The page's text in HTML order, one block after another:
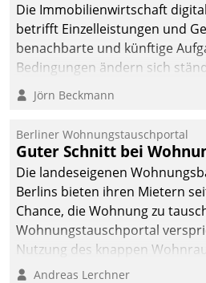
Die Immobilienwirtschaft
betrifft Einzelleistungen und
benachbarte und künftige
Bedingungen ändern sich
technisch die Kontrolle wahren
fürs Wachsen öffnen?
Jörn Beckmann
Berliner Wohnungstauschportal
Guter Schnitt bei
Die landeseigenen
Berlins bieten ihren Mietern
Chance, die Wohnung zu
Wohnungstauschportal
Nutzung des knappen
Anwendungsfall für Datatrains
Andreas Lerchner